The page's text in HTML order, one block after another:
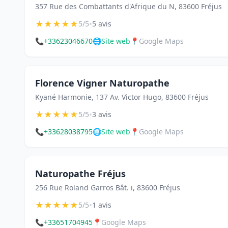
357 Rue des Combattants d'Afrique du N, 83600 Fréjus
★★★★★5/5•5 avis
📞+33623046670🌐Site web 📍 Google Maps
Florence Vigner Naturopathe
Kyané Harmonie, 137 Av. Victor Hugo, 83600 Fréjus
★★★★★5/5•3 avis
📞+33628038795🌐Site web 📍 Google Maps
Naturopathe Fréjus
256 Rue Roland Garros Bât. i, 83600 Fréjus
★★★★★5/5•1 avis
📞+33651704945 📍 Google Maps